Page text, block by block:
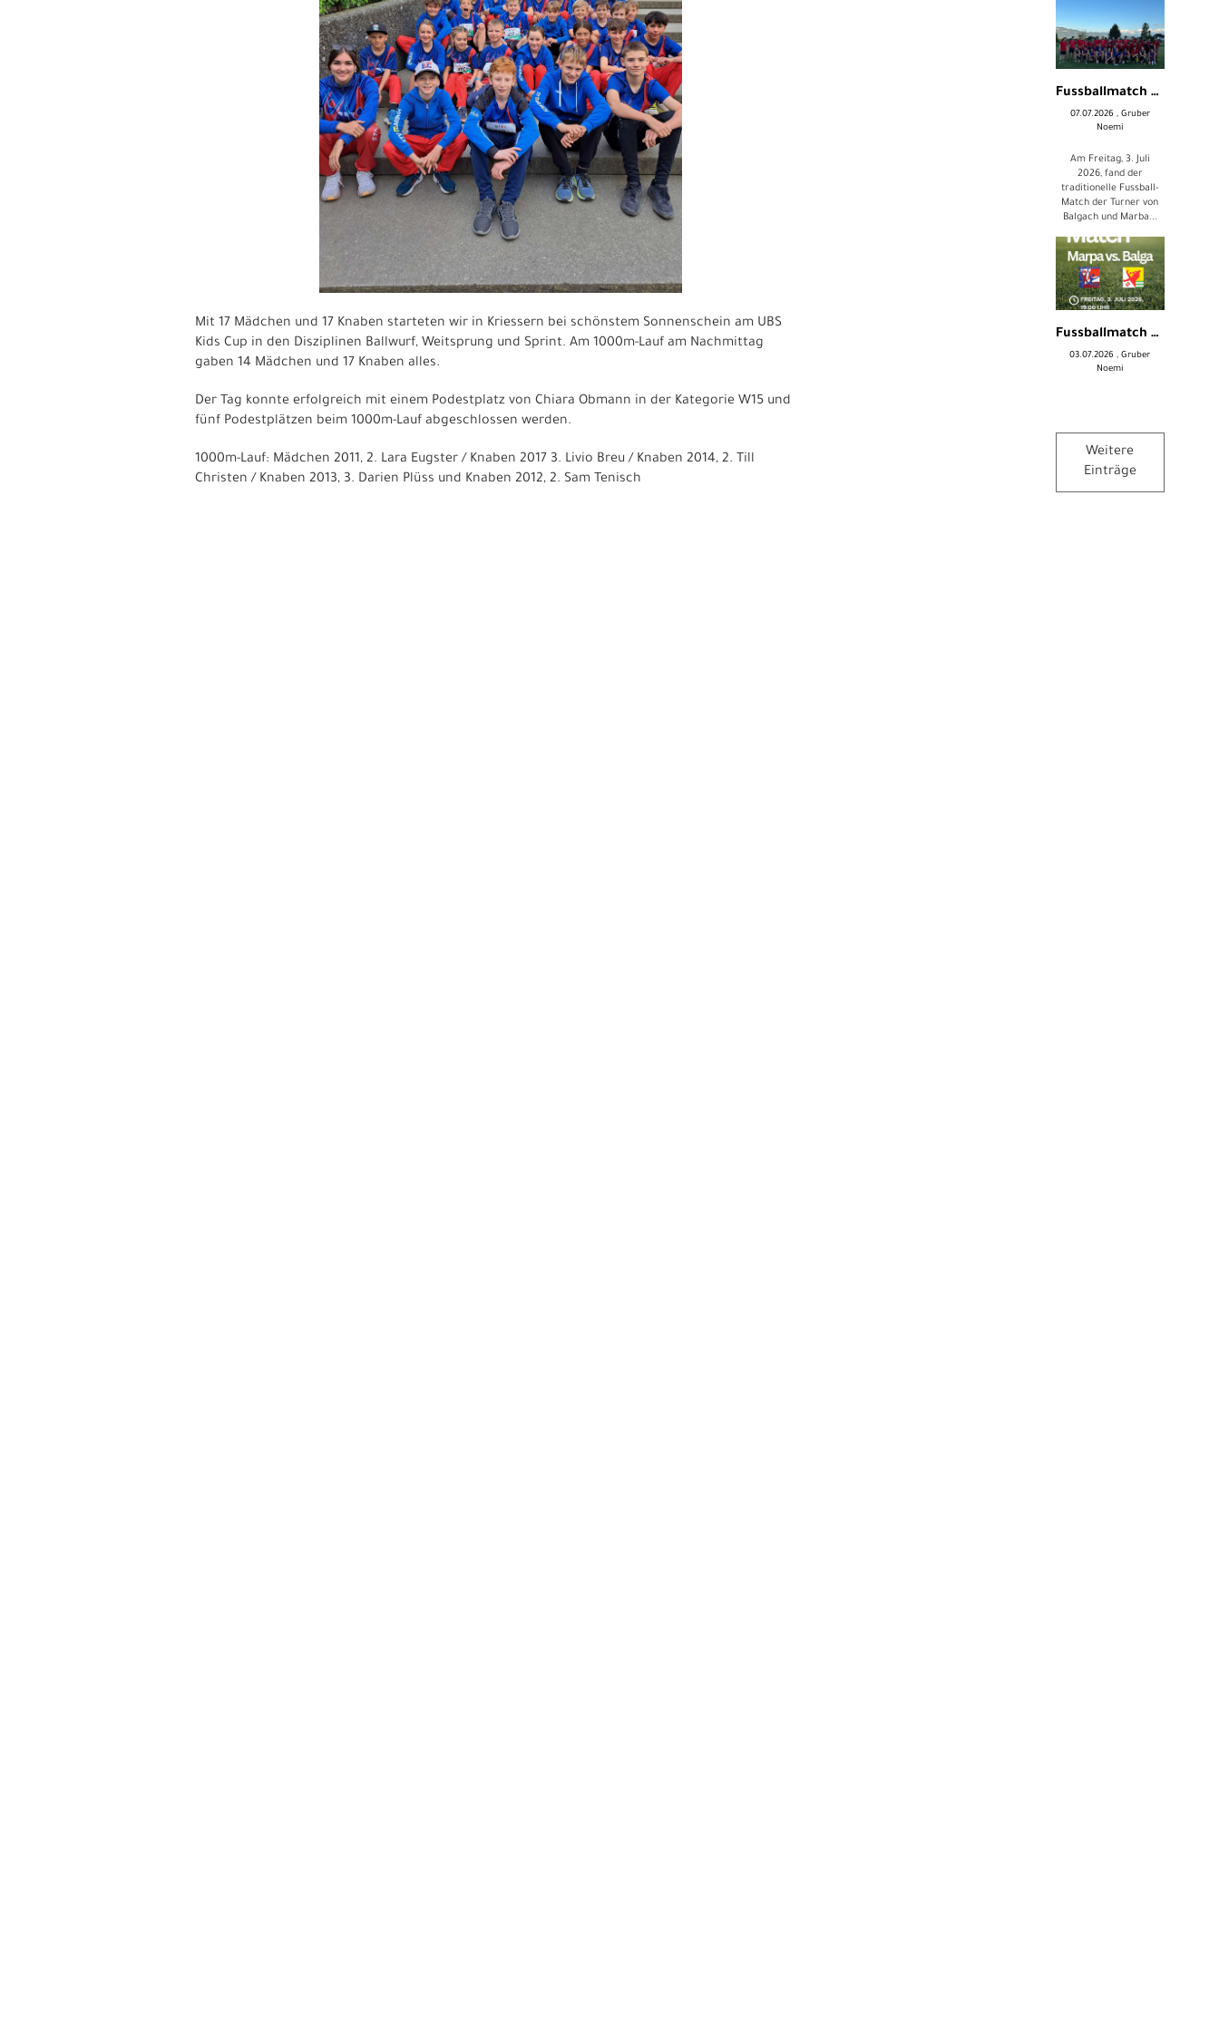
Mit 17 Mädchen und 17 Knaben starteten wir in Kriessern bei schönstem Sonnenschein am UBS
Kids Cup in den Disziplinen Ballwurf, Weitsprung und Sprint. Am 1000m-Lauf am Nachmittag
gaben 14 Mädchen und 17 Knaben alles.
Der Tag konnte erfolgreich mit einem Podestplatz von Chiara Obmann in der Kategorie W15 und
fünf Podestplätzen beim 1000m-Lauf abgeschlossen werden.
1000m-Lauf: Mädchen 2011, 2. Lara Eugster / Knaben 2017 3. Livio Breu / Knaben 2014, 2. Till
Christen / Knaben 2013, 3. Darien Plüss und Knaben 2012, 2. Sam Tenisch
Fussballmatch Marpa-Balga
07.07.2026 , Gruber
Noemi
Am Freitag, 3. Juli
2026, fand der
traditionelle Fussball-
Match der Turner von
Balgach und Marba...
Fussballmatch Marpa vs. Balga
03.07.2026 , Gruber
Noemi
Weitere
Einträge